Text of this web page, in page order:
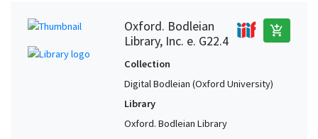
Oxford. Bodleian
Library, Inc. e. G22.4
add_shopping_cart
Collection
Digital Bodleian (Oxford University)
Library
Oxford. Bodleian Library